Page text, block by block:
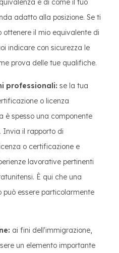
e di come il tuo
adatto alla posizione. Se ti
ottenere il mio equivalente di
indicare con sicurezza le
prova delle tue qualifiche.
professionali: se la tua
o licenza
è spesso una componente
Invia il rapporto di
o certificazione e
lavorative pertinenti
È qui che una
può essere particolarmente
ai fini dell'immigrazione,
un elemento importante